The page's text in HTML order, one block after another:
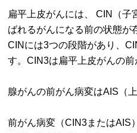
扁平上皮がんには、 CIN（子
ばれるがんになる前の状態が
CINには3つの段階があり、
す。CIN3は扁平上皮がんの前
腺がんの前がん病変はAIS（
前がん病変（CIN3またはAIS